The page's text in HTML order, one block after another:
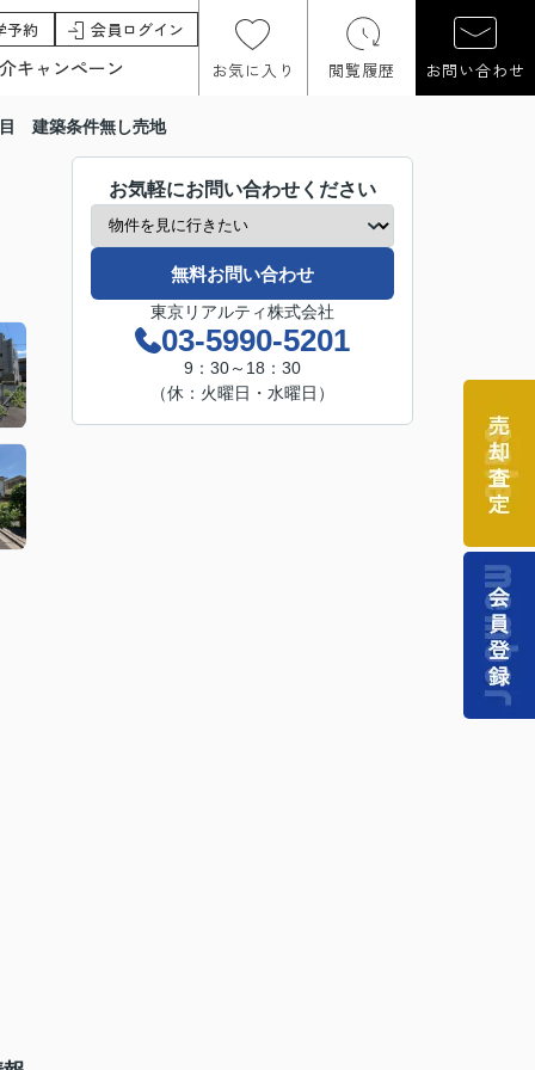
予約 会員ログイン
キャンペーン お気に入り 閲覧履歴 お問い合わせ
建築条件無し売地
お気軽にお問い合わせください
無料お問い合わせ
東京リアルティ株式会社
03-5990-5201
9：30～18：30
（休：火曜日・水曜日）